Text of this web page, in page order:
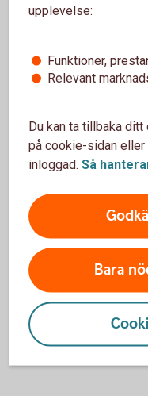
undvika
Inkasso
För att se
godkänna
upplevelse:
Funktioner,
Relevant
Du kan ta tillbaka
på cookie-sidan eller
inloggad. Så
Bara